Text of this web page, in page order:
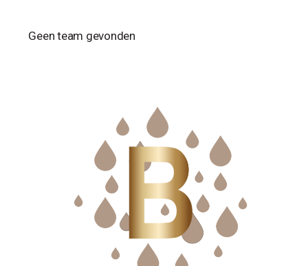
Geen team gevonden